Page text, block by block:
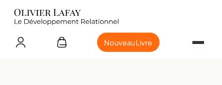
Nouveau Livre